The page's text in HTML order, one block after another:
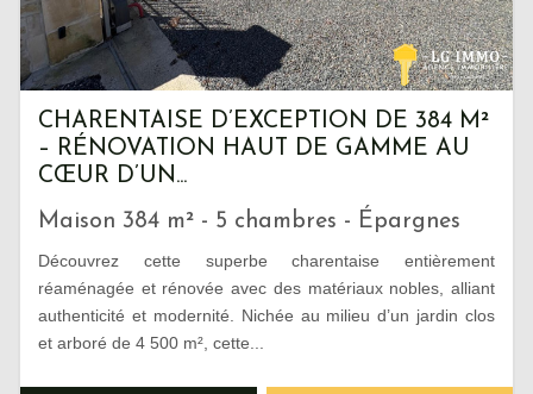
CHARENTAISE D’EXCEPTION DE 384 M²
– RÉNOVATION HAUT DE GAMME AU
CŒUR D’UN...
Maison 384 m² - 5 chambres - Épargnes
Découvrez cette superbe charentaise entièrement
réaménagée et rénovée avec des matériaux nobles, alliant
authenticité et modernité. Nichée au milieu d’un jardin clos
et arboré de 4 500 m², cette...